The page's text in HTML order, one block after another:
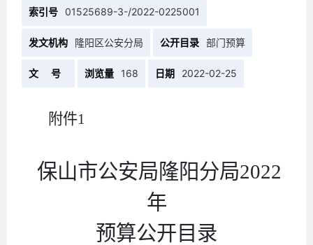
索引号 01525689-3-/2022-0225001
发文机构 隆阳区公安分局 公开目录 部门预算
文 号 浏览量 168 日期 2022-02-25
附件1
保山市公安局隆阳分局2022
年
预算公开目录